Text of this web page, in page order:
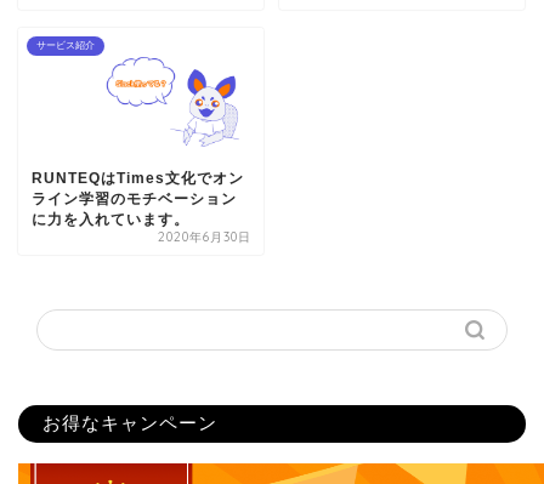
サービス紹介
RUNTEQはTimes文化でオン
ライン学習のモチベーション
に力を入れています。
2020年6月30日
お得なキャンペーン